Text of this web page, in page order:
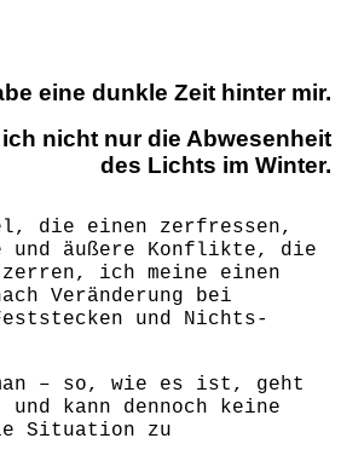
eine dunkle Zeit hinter mir.
nicht nur die Abwesenheit
des Lichts im Winter.
die einen zerfressen,
und äußere Konflikte, die
ich meine einen
Veränderung bei
und Nichts-
– so, wie es ist, geht
kann dennoch keine
Situation zu